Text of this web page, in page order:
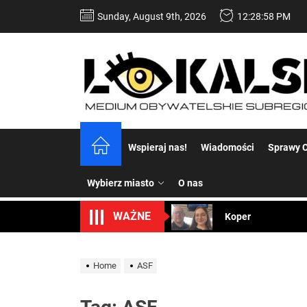
Sunday, August 9th, 2026 12:28:58 PM
Wspieraj nas! Wiadomości Sprawy
Wybierz miasto O nas
WAŻNE
Dość
Home ASF